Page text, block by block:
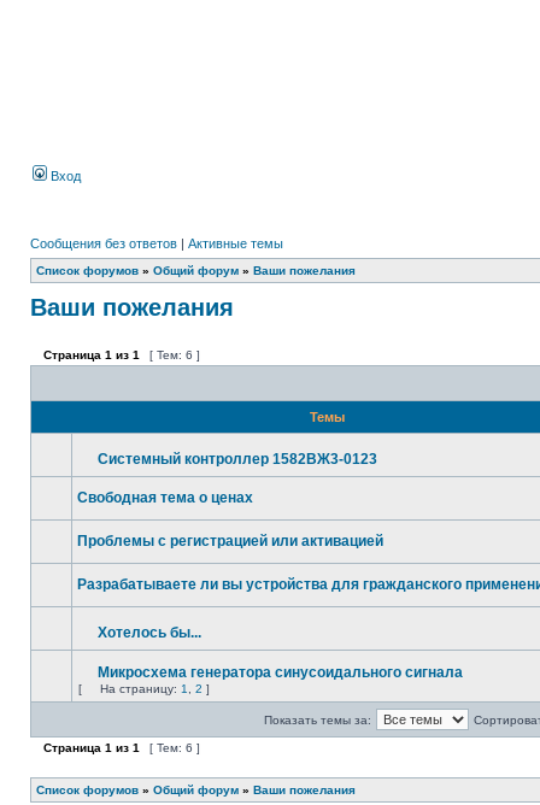
Вход
Сообщения без ответов | Активные темы
Список форумов » Общий форум » Ваши пожелания
Ваши пожелания
Страница 1 из 1 [ Тем: 6 ]
Темы
Системный контроллер 1582ВЖ3-0123
Свободная тема о ценах
Проблемы с регистрацией или активацией
Разрабатываете ли вы устройства для гражданского
Хотелось бы...
Микросхема генератора синусоидального сигнала
[ На страницу: 1 2 ]
Показать темы за:
Страница 1 из 1 [ Тем: 6 ]
Список форумов » Общий форум » Ваши пожелания